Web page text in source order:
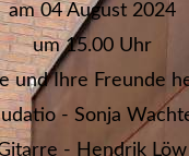
am 04 August 2024
um 15.00 Uhr
und Ihre Freunde
- Sonja
- Hendrik Löw